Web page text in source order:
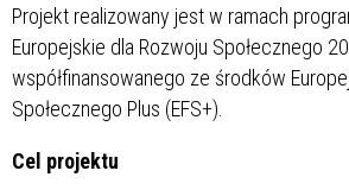
Projekt realizowany jest w ramach
Europejskie dla Rozwoju Społecznego
współfinansowanego ze środków
Społecznego Plus (EFS+).
Cel projektu